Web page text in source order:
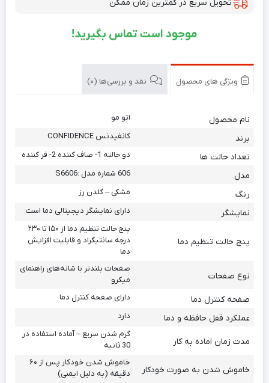
تحویل سریع در کمترین زمان ممکن
موجود است تماس بگیرید!
ویژگی های محصول نقد و بررسی‌ها (0)
نام محصول اتو مو
برند کانفیدنس CONFIDENCE
تعداد حالت ها دو حالته 1- صاف کننده 2- فر کننده
مدل 606 شماره مدل :S6606
رنگ مشکی – گلدن رز
نمایشگر دارای نمایشگر دیجیتالی دما است
پنج حالت تنظیم دما
پنج حالت تنظیم دما از ۱۵۰ تا ۲۳۰
درجه سانتیگراد و قابلیت افزایش
دما
نوع صفحات
صفحات بلندتر با شانه‌های راهنمای
میکرو
صفحه کنترل دما دارای صفحه کنترل دما
عملکرد قفل حافظه و دما دارد
مدت زمان اماده به کار
گرم شدن سریع – آماده استفاده در
30 ثانیه
خاموش شدن به صورت خودکار
خاموش شدن خودکار پس از ۶۰
دقیقه (به دلیل ایمنی)